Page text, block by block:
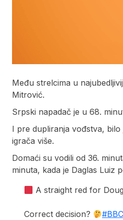
Među strelcima u
Mitrović.
Srpski napadač je u 68.
I pre dupliranja vođstva,
igrača više.
Domaći su vodili od 36.
minuta, kada je Daglas Luiz
A straight red for
Correct decision?